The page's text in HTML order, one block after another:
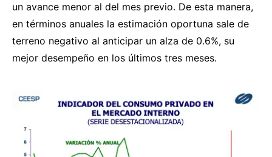
un avance menor al del mes previo. De esta manera,
en términos anuales la estimación oportuna sale de
terreno negativo al anticipar un alza de 0.6%, su
mejor desempeño en los últimos tres meses.